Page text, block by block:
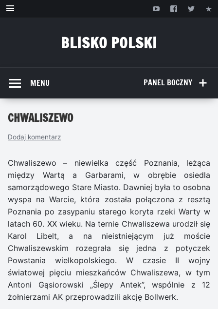
Przejdź
BLISKO POLSKI
PANEL BOCZNY
MENU
CHWALISZEWO
Dodaj komentarz
Chwaliszewo – niewielka część Poznania, leżąca
między Wartą a Garbarami, w obrębie osiedla
samorządowego Stare Miasto. Dawniej była to osobna
wyspa na Warcie, która została połączona z resztą
Poznania po zasypaniu starego koryta rzeki Warty w
latach 60. XX wieku. Na ternie Chwaliszewa urodził się
Karol Libelt, a na nieistniejącym już moście
Chwaliszewskim rozegrała się jedna z potyczek
Powstania wielkopolskiego. W czasie II wojny
światowej pięciu mieszkańców Chwaliszewa, w tym
Antoni Gąsiorowski „Ślepy Antek”, wspólnie z 12
żołnierzami AK przeprowadzili akcję Bollwerk.